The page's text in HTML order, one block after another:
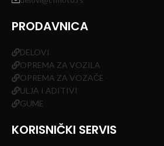
PRODAVNICA
DELOVI
OPREMA ZA VOZILA
OPREMA ZA VOZAČE
ULJA I ADITIVI
GUME
KORISNIČKI SERVIS